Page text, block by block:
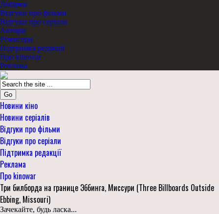
Добірки
Відгуки про фільми
Відгуки про серіали
Актори
Режисери
Підтримка редакції
Про kinowar
Реклама
Go
Новини кіно
Новини серіалів
Відгуки про фільми
Відгуки про серіали
Підтримка редакції
Реклама
Про kinowar
Три билборда на границе Эббинга, Миссури (Three Billboards Outside
Ebbing, Missouri)
Зачекайте, будь ласка...